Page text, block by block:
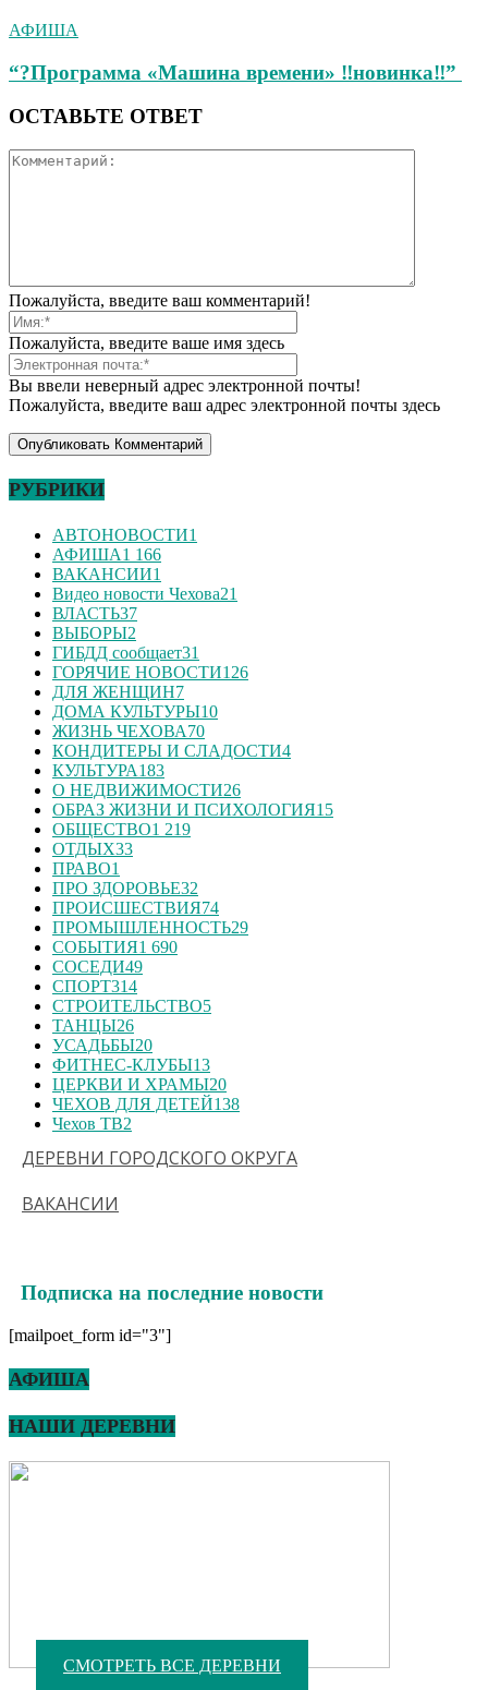
АФИША
“?Программа «Машина времени» ‼новинка‼”
ОСТАВЬТЕ ОТВЕТ
Пожалуйста, введите ваш комментарий!
Пожалуйста, введите ваше имя здесь
Вы ввели неверный адрес электронной почты!
Пожалуйста, введите ваш адрес электронной почты здесь
РУБРИКИ
АВТОНОВОСТИ1
АФИША1 166
ВАКАНСИИ1
Видео новости Чехова21
ВЛАСТЬ37
ВЫБОРЫ2
ГИБДД сообщает31
ГОРЯЧИЕ НОВОСТИ126
ДЛЯ ЖЕНЩИН7
ДОМА КУЛЬТУРЫ10
ЖИЗНЬ ЧЕХОВА70
КОНДИТЕРЫ И СЛАДОСТИ4
КУЛЬТУРА183
О НЕДВИЖИМОСТИ26
ОБРАЗ ЖИЗНИ И ПСИХОЛОГИЯ15
ОБЩЕСТВО1 219
ОТДЫХ33
ПРАВО1
ПРО ЗДОРОВЬЕ32
ПРОИСШЕСТВИЯ74
ПРОМЫШЛЕННОСТЬ29
СОБЫТИЯ1 690
СОСЕДИ49
СПОРТ314
СТРОИТЕЛЬСТВО5
ТАНЦЫ26
УСАДЬБЫ20
ФИТНЕС-КЛУБЫ13
ЦЕРКВИ И ХРАМЫ20
ЧЕХОВ ДЛЯ ДЕТЕЙ138
Чехов ТВ2
ДЕРЕВНИ ГОРОДСКОГО ОКРУГА
ВАКАНСИИ
Подписка на последние новости
[mailpoet_form id="3"]
АФИША
НАШИ ДЕРЕВНИ
СМОТРЕТЬ ВСЕ ДЕРЕВНИ